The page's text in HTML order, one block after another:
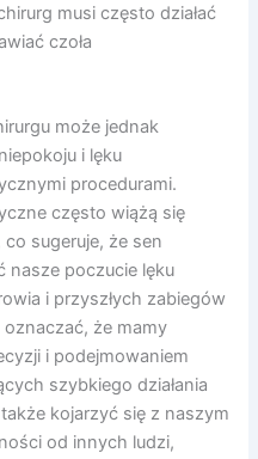
musi często działać
czoła
może jednak
i lęku
procedurami.
często wiążą się
sugeruje, że sen
nasze poczucie lęku
i przyszłych zabiegów
że mamy
i podejmowaniem
szybkiego działania
kojarzyć się z naszym
od innych ludzi,